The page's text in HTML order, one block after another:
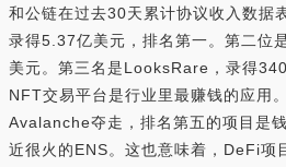
和公链在过去30天累计协议收入数据
录得5.37亿美元，排名第一。第二位
美元。第三名是LooksRare，录得
NFT交易平台是行业里最赚钱的应用
Avalanche夺走，排名第五的项目是
近很火的ENS。这也意味着，DeFi项